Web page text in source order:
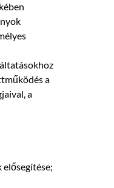
a
a
elősegítése;